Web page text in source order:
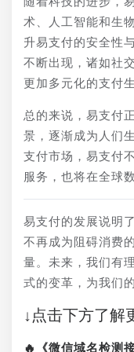
术、人工智能和生
升易支付的安全性
不断出现，诸如社
更加多元化的支付生
总的来说，易支付
景，逐渐成为人们
支付市场，易支付
服务，也将在全球
易支付的发展说明
不再成为阻碍消费
量。未来，我们有
式的变革，为我们
↓点击下方了解
🔥《微信域名检测